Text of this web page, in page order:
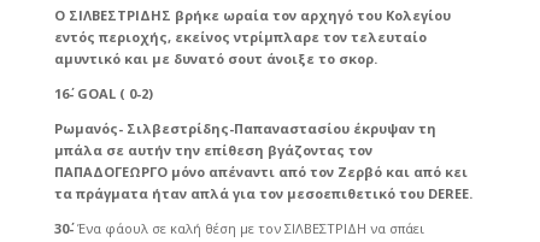
Ο ΣΙΛΒΕΣΤΡΙΔΗΣ βρήκε ωραία τον αρχηγό του Κολεγίου
εντός περιοχής, εκείνος ντρίμπλαρε τον τελευταίο
αμυντικό και με δυνατό σουτ άνοιξε το σκορ.
16΄- GOAL( 0-2)
Ρωμανός- Σιλβεστρίδης-Παπαναστασίου έκρυψαν τη
μπάλα σε αυτήν την επίθεση βγάζοντας τον
ΠΑΠΑΔΟΓΕΩΡΓΟ μόνο απέναντι από τον Ζερβό και από κει
τα πράγματα ήταν απλά για τον μεσοεπιθετικό του DEREE.
30΄-Ένα φάουλ σε καλή θέση με τον ΣΙΛΒΕΣΤΡΙΔΗ να σπάει